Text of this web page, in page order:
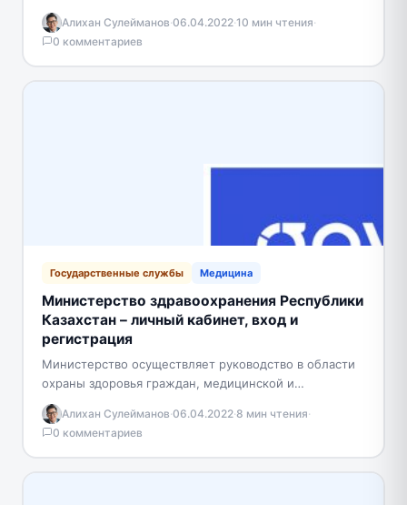
осуществляющим руководство в сфере
информационно-аналитического, организационно-
правового и материально-технического обеспечения
деятельности акима города. Регистрация…
Алихан Сулейманов·06.04.2022·10 мин чтения·
0 комментариев
Государственные службы Медицина
Министерство здравоохранения Республики
Казахстан – личный кабинет, вход и
регистрация
Министерство осуществляет руководство в области
охраны здоровья граждан, медицинской и
фармацевтической науки, медицинского и
фармацевтического образования, обращения
лекарственных средств, медицинских изделий и…
Алихан Сулейманов·06.04.2022·8 мин чтения·
0 комментариев